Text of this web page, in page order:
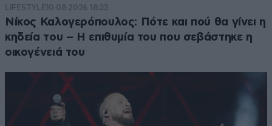
LIFESTYLE10·08·2026 18:33
Νίκος Καλογερόπουλος: Πότε και πού θα γίνει η
κηδεία του – Η επιθυμία του που σεβάστηκε η
οικογένειά του